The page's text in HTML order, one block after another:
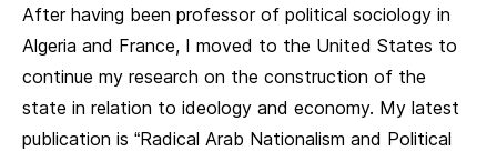
After having been professor of political sociology in
Algeria and France, I moved to the United States to
continue my research on the construction of the
state in relation to ideology and economy. My latest
publication is “Radical Arab Nationalism and Political